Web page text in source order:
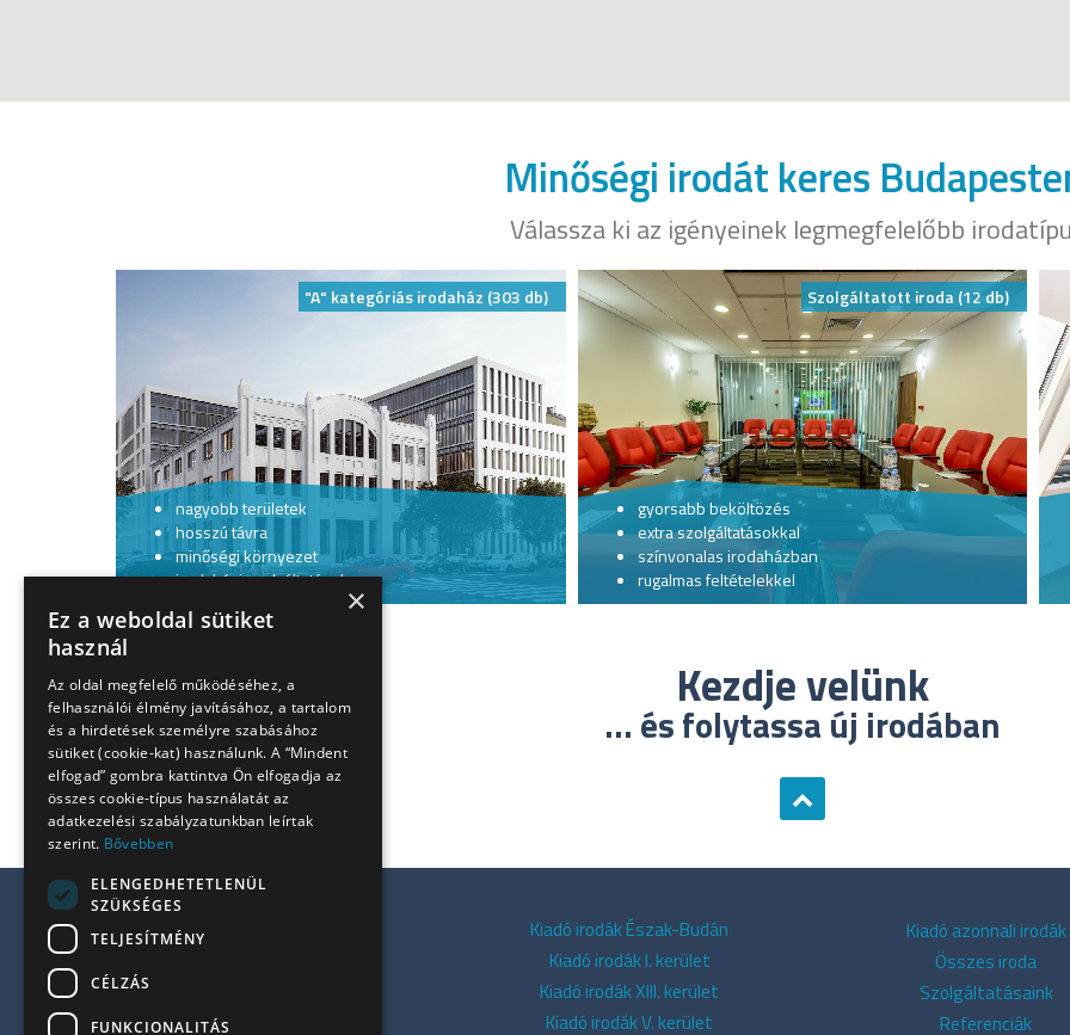
Minőségi irodát keres
Válassza ki az igényeinek legmegfelelőbb
"A" kategóriás irodaház (303 db)
nagyobb területek
hosszú távra
minőségi környezet
irodaházi szolgáltatások
Szolgáltatott iroda (12 db)
gyorsabb beköltözés
extra szolgáltatásokkal
színvonalas irodaházban
rugalmas feltételekkel
Kezdje velünk
... és folytassa új irodában
Kiadó irodák a Váci úton
Kiadó zöld irodák
Kiadó irodák Észak-Budán
Kiadó irodák I. kerület
Kiadó irodák XIII. kerület
Kiadó irodák V. kerület
Kiadó azonnali irodák
Összes iroda
Szolgáltatásaink
Referenciák
×
Ez a weboldal sütiket
használ
Az oldal megfelelő működéséhez, a
felhasználói élmény javításához, a tartalom
és a hirdetések személyre szabásához
sütiket (cookie-kat) használunk. A “Mindent
elfogad” gombra kattintva Ön elfogadja az
összes cookie-típus használatát az
adatkezelési szabályzatunkban leírtak
szerint. Bővebben
ELENGEDHETETLENÜL
SZÜKSÉGES
TELJESÍTMÉNY
CÉLZÁS
FUNKCIONALITÁS